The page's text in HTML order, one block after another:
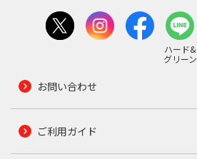
ハード&
グリーン
お問い合わせ
ご利用ガイド